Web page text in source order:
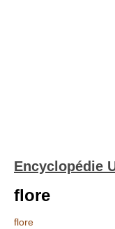
Encyclopédie
flore
flore